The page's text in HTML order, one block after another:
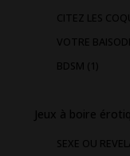
CITEZ LES
VOTRE
BDSM (1)
Jeux à boire
SEXE OU